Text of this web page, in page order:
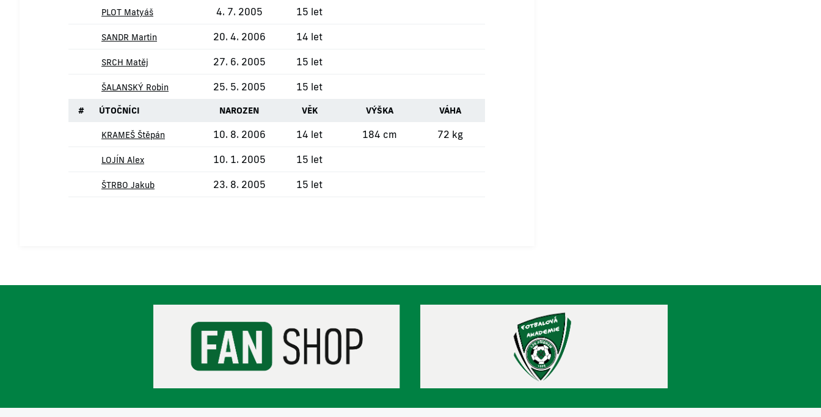
PLOT Matyáš 4. 7. 2005 15 let
SANDR Martin 20. 4. 2006 14 let
SRCH Matěj 27. 6. 2005 15 let
ŠALANSKÝ Robin 25. 5. 2005 15 let
# ÚTOČNÍCI NAROZEN VĚK VÝŠKA VÁHA
KRAMEŠ Štěpán 10. 8. 2006 14 let 184 cm 72 kg
LOJÍN Alex 10. 1. 2005 15 let
ŠTRBO Jakub 23. 8. 2005 15 let